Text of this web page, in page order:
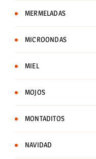
MERMELADAS
MICROONDAS
MIEL
MOJOS
MONTADITOS
NAVIDAD